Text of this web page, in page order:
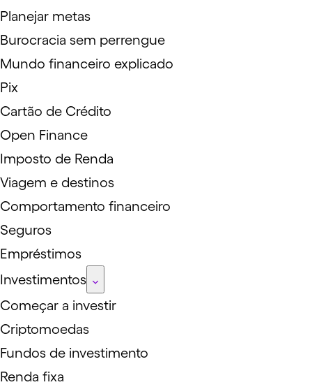
Planejar metas
Burocracia sem perrengue
Mundo financeiro explicado
Pix
Cartão de Crédito
Open Finance
Imposto de Renda
Viagem e destinos
Comportamento financeiro
Seguros
Empréstimos
Investimentos
Começar a investir
Criptomoedas
Fundos de investimento
Renda fixa